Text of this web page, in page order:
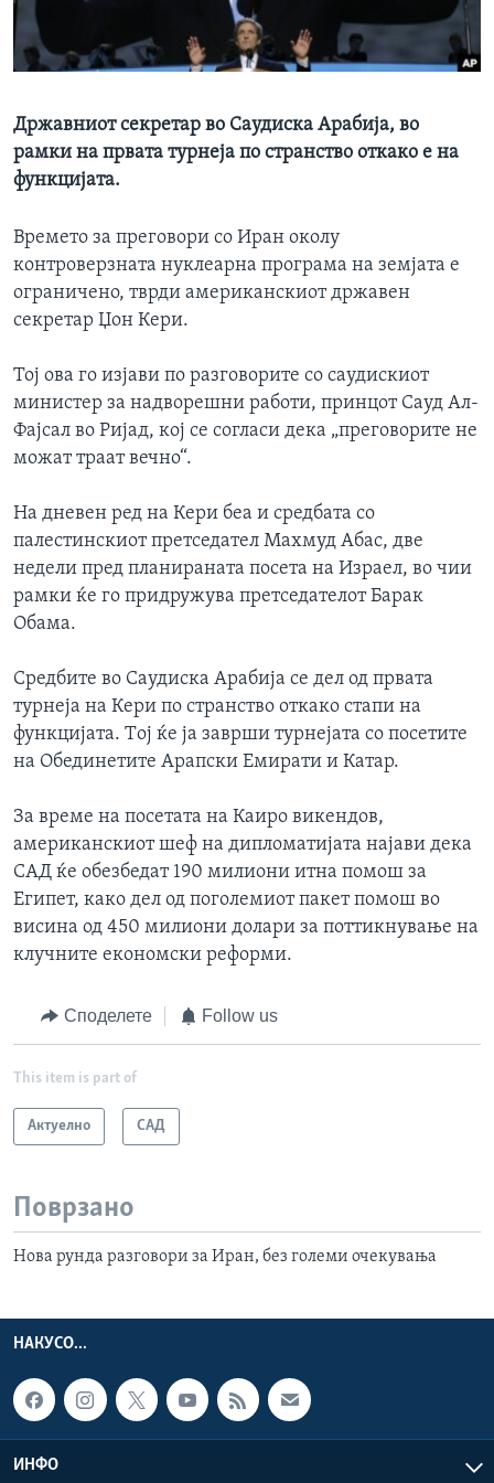
Јазици
Државниот секретар во Саудиска Арабија, во
рамки на првата турнеја по странство откако е на
функцијата.
Времето за преговори со Иран околу
контроверзната нуклеарна програма на земјата е
ограничено, тврди американскиот државен
секретар Џон Кери.
Тој ова го изјави по разговорите со саудискиот
министер за надворешни работи, принцот Сауд Ал-
Фајсал во Ријад, кој се согласи дека „преговорите не
можат траат вечно“.
На дневен ред на Кери беа и средбата со
палестинскиот претседател Махмуд Абас, две
недели пред планираната посета на Израел, во чии
рамки ќе го придружува претседателот Барак
Обама.
Средбите во Саудиска Арабија се дел од првата
турнеја на Кери по странство откако стапи на
функцијата. Tој ќе ја заврши турнејата со посетите
на Обединетите Арапски Емирати и Катар.
За време на посетата на Каиро викендов,
американскиот шеф на дипломатијата најави дека
САД ќе обезбедат 190 милиони итна помош за
Египет, како дел од поголемиот пакет помош во
висина од 450 милиони долари за поттикнување на
клучните економски реформи.
Споделете Follow us
This item is part of
Актуелно САД
Поврзано
Нова рунда разговори за Иран, без големи очекувања
НАКУСО...
ИНФО